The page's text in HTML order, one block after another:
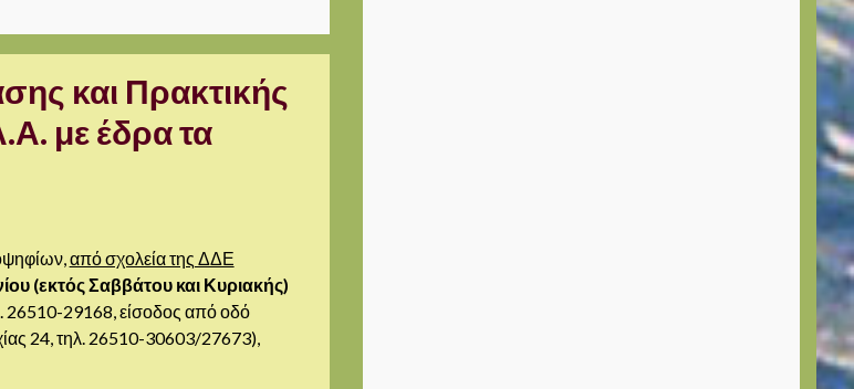
και Πρακτικής
με έδρα τα
από σχολεία της ΔΔΕ
(εκτός Σαββάτου και Κυριακής)
26510-29168, είσοδος από οδό
24, τηλ. 26510-30603/27673),